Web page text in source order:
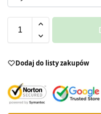
Dodaj do listy zakupów